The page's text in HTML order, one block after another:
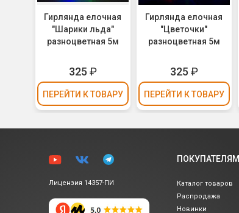
Гирлянда елочная
"Шарики льда"
разноцветная 5м
325 ₽
ПЕРЕЙТИ К ТОВАРУ
Гирлянда елочная
"Цветочки"
разноцветная 5м
325 ₽
ПЕРЕЙТИ К ТОВАРУ
Лицензия 14357-ПИ
ПОКУПАТЕЛЯМ
Каталог товаров
Распродажа
Новинки